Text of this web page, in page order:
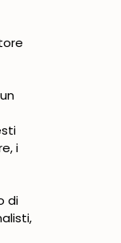
i
di